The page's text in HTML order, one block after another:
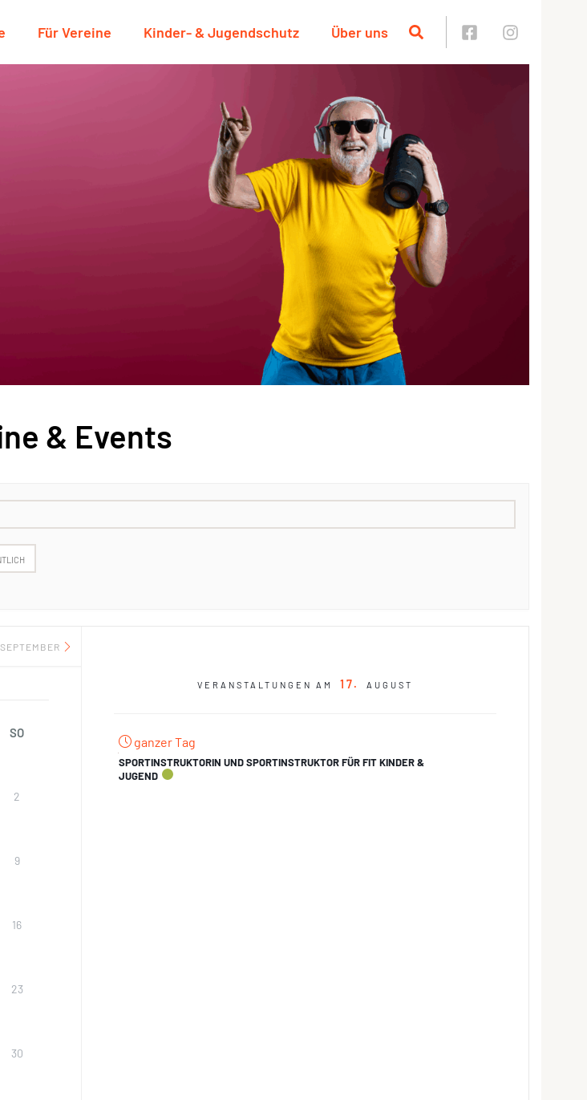
Für Vereine Kinder- & Jugendschutz Über uns
& Events
SEPTEMBER
SO
2
9
16
23
30
VERANSTALTUNGEN AM 17 AUGUST
ganzer Tag
SPORTINSTRUKTORIN UND SPORTINSTRUKTOR FÜR FIT KINDER &
JUGEND